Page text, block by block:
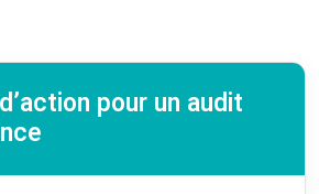
pour un audit